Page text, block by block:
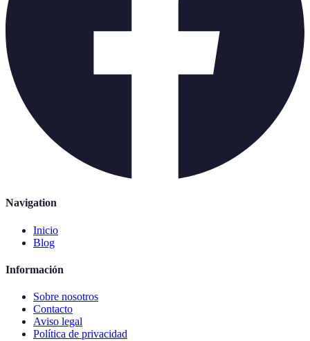
Navigation
Inicio
Blog
Información
Sobre nosotros
Contacto
Aviso legal
Política de privacidad